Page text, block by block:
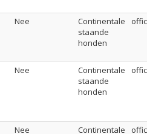
Nee
Continentale
staande
honden
Nee
Continentale
staande
honden
Nee
Continentale